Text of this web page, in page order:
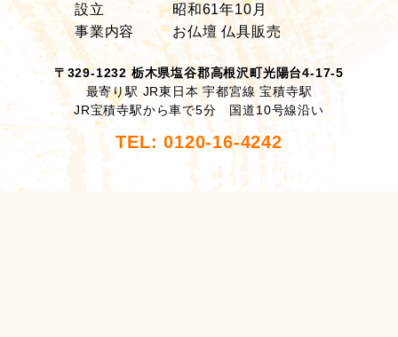
設立
昭和61年10月
事業内容
お仏壇 仏具販売
〒329-1232 栃木県塩谷郡高根沢町光陽台4-17-5
最寄り駅 JR東日本 宇都宮線 宝積寺駅
JR宝積寺駅から車で5分 国道10号線沿い
TEL: 0120-16-4242